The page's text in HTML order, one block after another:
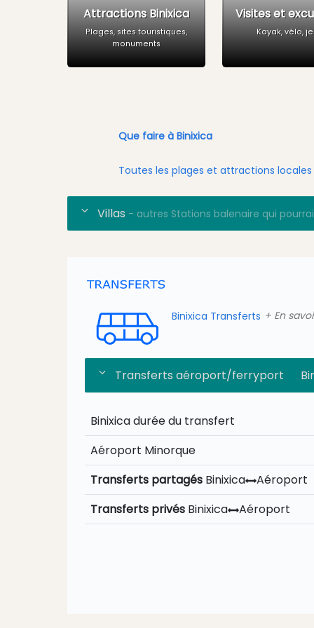
Attractions Binixica
Plages, sites touristiques,
monuments
Visites et
Kayak, vélo,
Que faire à Binixica
Toutes les plages et attractions locales
Villas - autres Stations balenaire qui
Binixica Transferts + En
Transferts aéroport/ferryport
Binixica durée du transfert
Aéroport Minorque
Transferts partagés Binixica
Aéroport
Transferts privés Binixica Aéroport